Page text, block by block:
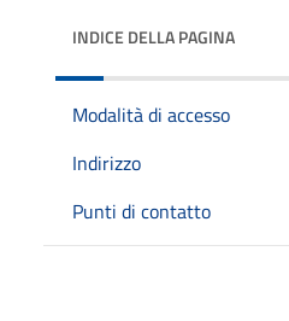
INDICE DELLA PAGINA
Modalità di accesso
Indirizzo
Punti di contatto